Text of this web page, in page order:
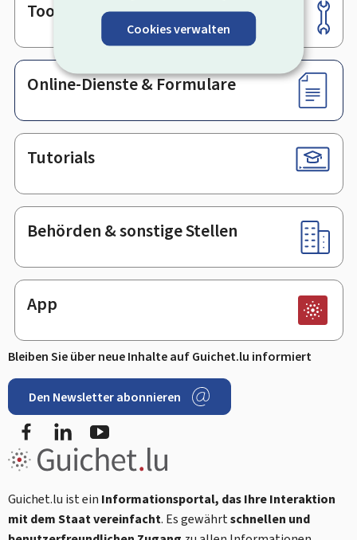
Cookies verwalten
Footer
Tools
Online-Dienste & Formulare
Tutorials
Behörden & sonstige Stellen
App
Bleiben Sie über neue Inhalte auf Guichet.lu informiert
Den Newsletter abonnieren
FacebookLinkedIn
Guichet.lu ist ein Informationsportal, das Ihre Interaktion
mit dem Staat vereinfacht. Es gewährtschnellen und